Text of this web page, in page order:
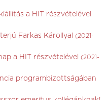
a HIT részvételével
Farkas Károllyal
(2021-
a HIT részvételével
(2021-
programbizottságában